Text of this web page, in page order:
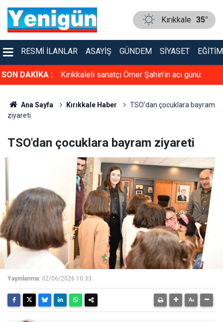
Kırıkkale 35°
RESMI İLANLAR ASAYIŞ GÜNDEM SIYASET EĞITIM
SON DAKİKA :
jandarma Kırıkkaleli sanatçı Ömer Şahin’in acı günü:
Ana Sayfa Kırıkkale Haber
TSO'dan çocuklara bayram
ziyareti
TSO'dan çocuklara bayram ziyareti
Yayınlanma: 02/06/2026 10:33